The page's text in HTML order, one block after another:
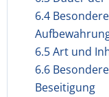
6.4
6.5 Art und
6.6
Beseitigung